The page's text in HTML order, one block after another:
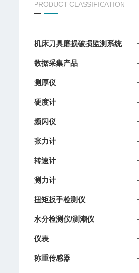
PRODUCT CLASSIFICATION
机床刀具磨损破损监测系统
数据采集产品
测厚仪
硬度计
频闪仪
张力计
转速计
测力计
扭矩扳手检测仪
水分检测仪/测潮仪
仪表
称重传感器